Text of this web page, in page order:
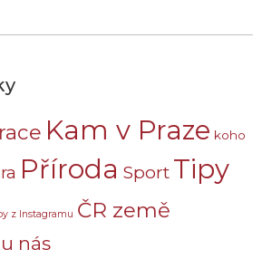
Kam v Praze koho
Příroda Sport Tipy
z Instagramu ČR země
nás